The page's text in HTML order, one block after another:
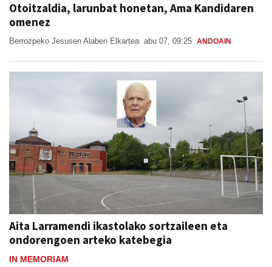
Otoitzaldia, larunbat honetan, Ama Kandidaren
omenez
Berrozpeko Jesusen Alaben Elkartea abu 07, 09:25 ANDOAIN
Aita Larramendi ikastolako sortzaileen eta
ondorengoen arteko katebegia
IN MEMORIAM